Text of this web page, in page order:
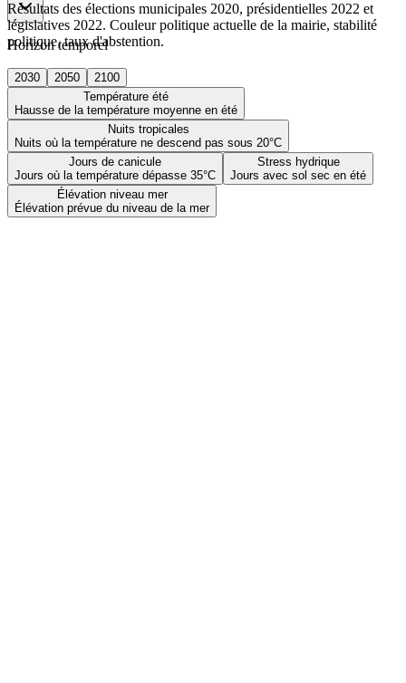
Horizon temporel
2030 2050
2100
Température été
Hausse de la température moyenne en été
Nuits tropicales
Nuits où la température ne descend pas sous 20°C
Jours de canicule
Jours où la température dépasse 35°C
Stress hydrique
Jours avec sol sec en été
Élévation niveau mer
Élévation prévue du niveau de la mer
Résultats des élections municipales 2020, présidentielles 2022 et
législatives 2022. Couleur politique actuelle de la mairie, stabilité
politique, taux d'abstention.